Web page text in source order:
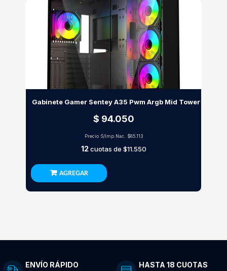
Gabinete Gamer Sentey A35 Pwm Argb Mid Tower
$ 94.050
Precio S/Imp.Nac. $85.113
12cuotas de $11.550
AGREGAR
ENVÍO RÁPIDO HASTA 18 CUOTAS